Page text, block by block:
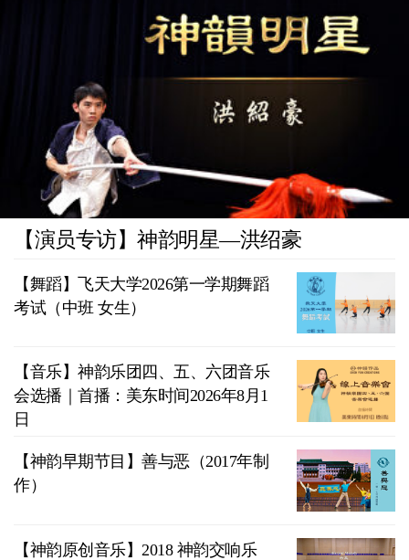
【演员专访】神韵明星—洪绍豪
【舞蹈】飞天大学2026第一学期舞蹈
考试（中班 女生）
【音乐】神韵乐团四、五、六团音乐
会选播｜首播：美东时间2026年8月1
日
【神韵早期节目】善与恶（2017年制
作）
【神韵原创音乐】2018 神韵交响乐